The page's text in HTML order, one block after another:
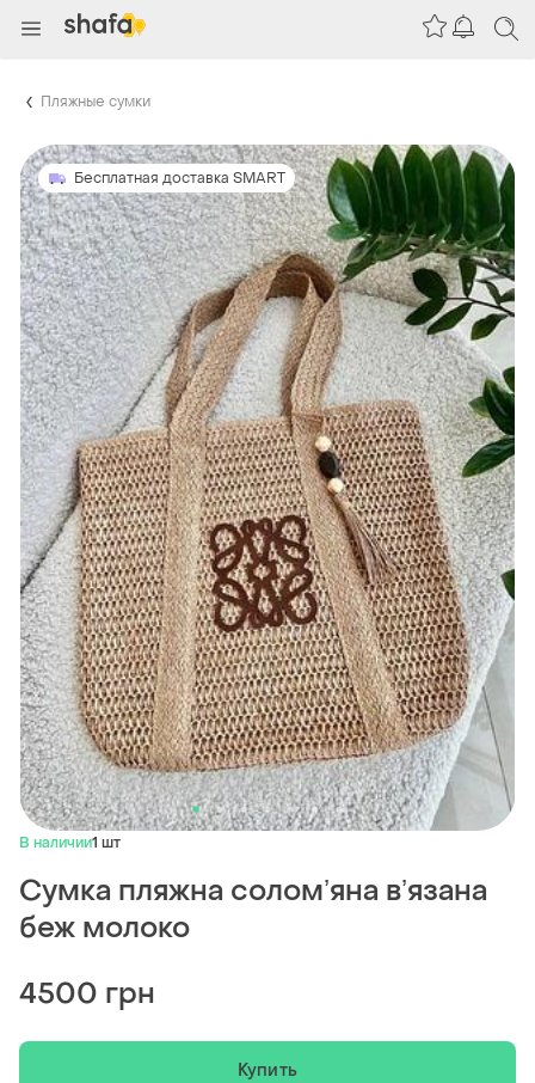
Пляжные сумки
Бесплатная доставка SMART
В наличии1 шт
Сумка пляжна соломʼяна вʼязана
беж молоко
4500 грн
Купить